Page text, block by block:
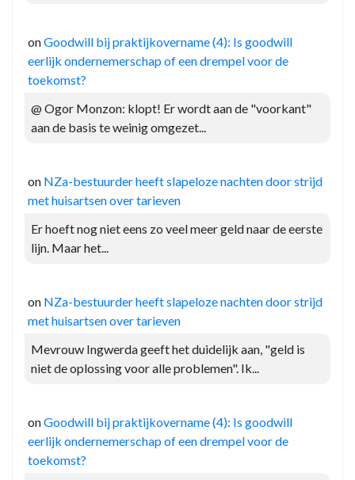
onGoodwill bij praktijkovername (4): Is goodwill
eerlijk ondernemerschap of een drempel voor de
toekomst?
@ Ogor Monzon: klopt! Er wordt aan de "voorkant"
aan de basis te weinig omgezet...
on NZa-bestuurder heeft slapeloze nachten door strijd
met huisartsen over tarieven
Er hoeft nog niet eens zo veel meer geld naar de eerste
lijn. Maar het...
on NZa-bestuurder heeft slapeloze nachten door strijd
met huisartsen over tarieven
Mevrouw Ingwerda geeft het duidelijk aan, "geld is
niet de oplossing voor alle problemen". Ik...
onGoodwill bij praktijkovername (4): Is goodwill
eerlijk ondernemerschap of een drempel voor de
toekomst?